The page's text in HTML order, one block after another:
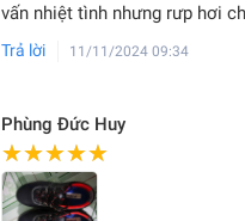
vấn nhiệt tình nhưng rưp hơi
Trả lời 11/11/2024 09:34
Phùng Đức Huy
★★★★★
★★★★★